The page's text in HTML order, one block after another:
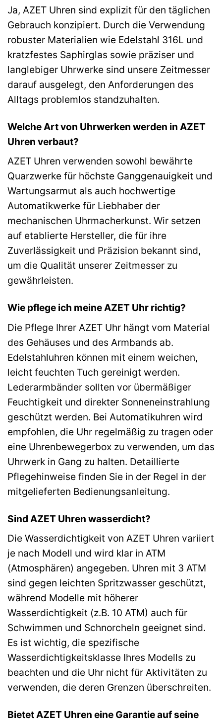
Ja, AZET Uhren sind explizit für den täglichen
Gebrauch konzipiert. Durch die Verwendung
robuster Materialien wie Edelstahl 316L und
kratzfestes Saphirglas sowie präziser und
langlebiger Uhrwerke sind unsere Zeitmesser
darauf ausgelegt, den Anforderungen des
Alltags problemlos standzuhalten.
Welche Art von Uhrwerken werden in AZET
Uhren verbaut?
AZET Uhren verwenden sowohl bewährte
Quarzwerke für höchste Ganggenauigkeit und
Wartungsarmut als auch hochwertige
Automatikwerke für Liebhaber der
mechanischen Uhrmacherkunst. Wir setzen
auf etablierte Hersteller, die für ihre
Zuverlässigkeit und Präzision bekannt sind,
um die Qualität unserer Zeitmesser zu
gewährleisten.
Wie pflege ich meine AZET Uhr richtig?
Die Pflege Ihrer AZET Uhr hängt vom Material
des Gehäuses und des Armbands ab.
Edelstahluhren können mit einem weichen,
leicht feuchten Tuch gereinigt werden.
Lederarmbänder sollten vor übermäßiger
Feuchtigkeit und direkter Sonneneinstrahlung
geschützt werden. Bei Automatikuhren wird
empfohlen, die Uhr regelmäßig zu tragen oder
eine Uhrenbewegerbox zu verwenden, um das
Uhrwerk in Gang zu halten. Detaillierte
Pflegehinweise finden Sie in der Regel in der
mitgelieferten Bedienungsanleitung.
Sind AZET Uhren wasserdicht?
Die Wasserdichtigkeit von AZET Uhren variiert
je nach Modell und wird klar in ATM
(Atmosphären) angegeben. Uhren mit 3 ATM
sind gegen leichten Spritzwasser geschützt,
während Modelle mit höherer
Wasserdichtigkeit (z.B. 10 ATM) auch für
Schwimmen und Schnorcheln geeignet sind.
Es ist wichtig, die spezifische
Wasserdichtigkeitsklasse Ihres Modells zu
beachten und die Uhr nicht für Aktivitäten zu
verwenden, die deren Grenzen überschreiten.
Bietet AZET Uhren eine Garantie auf seine